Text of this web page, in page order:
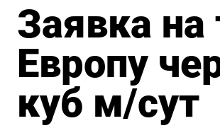
Заявка на
Европу
куб м/сут